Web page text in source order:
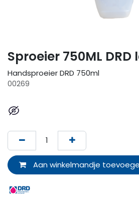
Sproeier 750ML DRD
Handsproeier DRD 750ml
00269
Aan winkelmandje